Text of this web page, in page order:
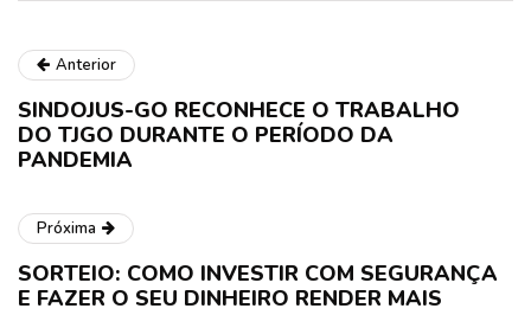
Anterior
SINDOJUS-GO RECONHECE O TRABALHO
DO TJGO DURANTE O PERÍODO DA
PANDEMIA
Próxima
SORTEIO: COMO INVESTIR COM SEGURANÇA
E FAZER O SEU DINHEIRO RENDER MAIS